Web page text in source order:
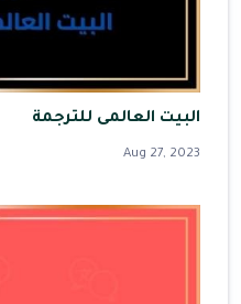
البيت العالمى للترجمة
Aug 27, 2023